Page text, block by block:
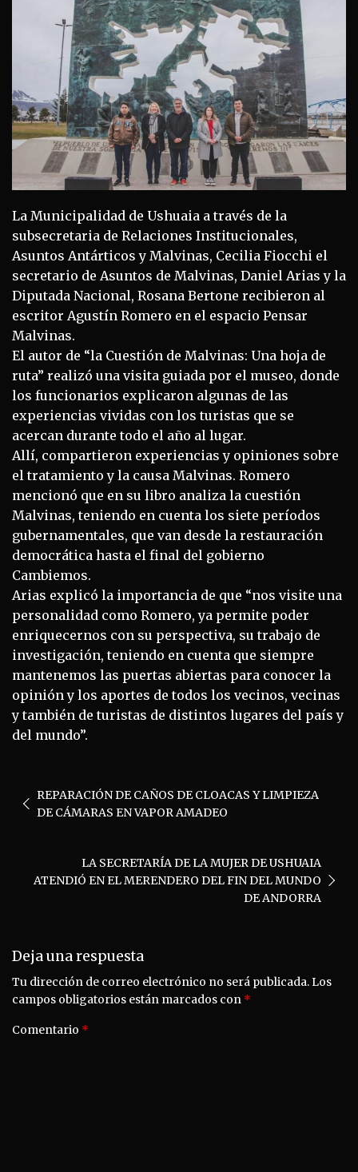
La Municipalidad de Ushuaia a través de la
subsecretaria de Relaciones Institucionales,
Asuntos Antárticos y Malvinas, Cecilia Fiocchi el
secretario de Asuntos de Malvinas, Daniel Arias y la
Diputada Nacional, Rosana Bertone recibieron al
escritor Agustín Romero en el espacio Pensar
Malvinas.
El autor de “la Cuestión de Malvinas: Una hoja de
ruta” realizó una visita guiada por el museo, donde
los funcionarios explicaron algunas de las
experiencias vividas con los turistas que se
acercan durante todo el año al lugar.
Allí, compartieron experiencias y opiniones sobre
el tratamiento y la causa Malvinas. Romero
mencionó que en su libro analiza la cuestión
Malvinas, teniendo en cuenta los siete períodos
gubernamentales, que van desde la restauración
democrática hasta el final del gobierno
Cambiemos.
Arias explicó la importancia de que “nos visite una
personalidad como Romero, ya permite poder
enriquecernos con su perspectiva, su trabajo de
investigación, teniendo en cuenta que siempre
mantenemos las puertas abiertas para conocer la
opinión y los aportes de todos los vecinos, vecinas
y también de turistas de distintos lugares del país y
del mundo”.
Navegación
de REPARACIÓN DE CAÑOS DE CLOACAS Y LIMPIEZA
DE CÁMARAS EN VAPOR AMADEO
LA SECRETARÍA DE LA MUJER DE USHUAIA
ATENDIÓ EN EL MERENDERO DEL FIN DEL MUNDO
DE ANDORRA
Deja una respuesta
Tu dirección de correo electrónico no será publicada.Los
campos obligatorios están marcados con *
Comentario *